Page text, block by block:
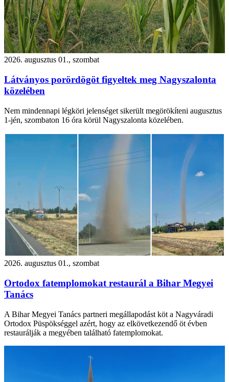
2026. augusztus 01., szombat
Látványos porördögöt figyeltek meg Nagyszalonta
közelében
Nem mindennapi légköri jelenséget sikerült megörökíteni augusztus
1-jén, szombaton 16 óra körül Nagyszalonta közelében.
2026. augusztus 01., szombat
Ortodox fatemplomokat restaurál a Bihar Megyei
Tanács
A Bihar Megyei Tanács partneri megállapodást köt a Nagyváradi
Ortodox Püspökséggel azért, hogy az elkövetkezendő öt évben
restaurálják a megyében található fatemplomokat.